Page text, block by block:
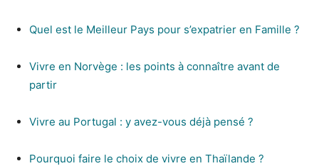
Quel est le Meilleur Pays pour s’expatrier en Famille ?
Vivre en Norvège : les points à connaître avant de
partir
Vivre au Portugal : y avez-vous déjà pensé ?
Pourquoi faire le choix de vivre en Thaïlande ?